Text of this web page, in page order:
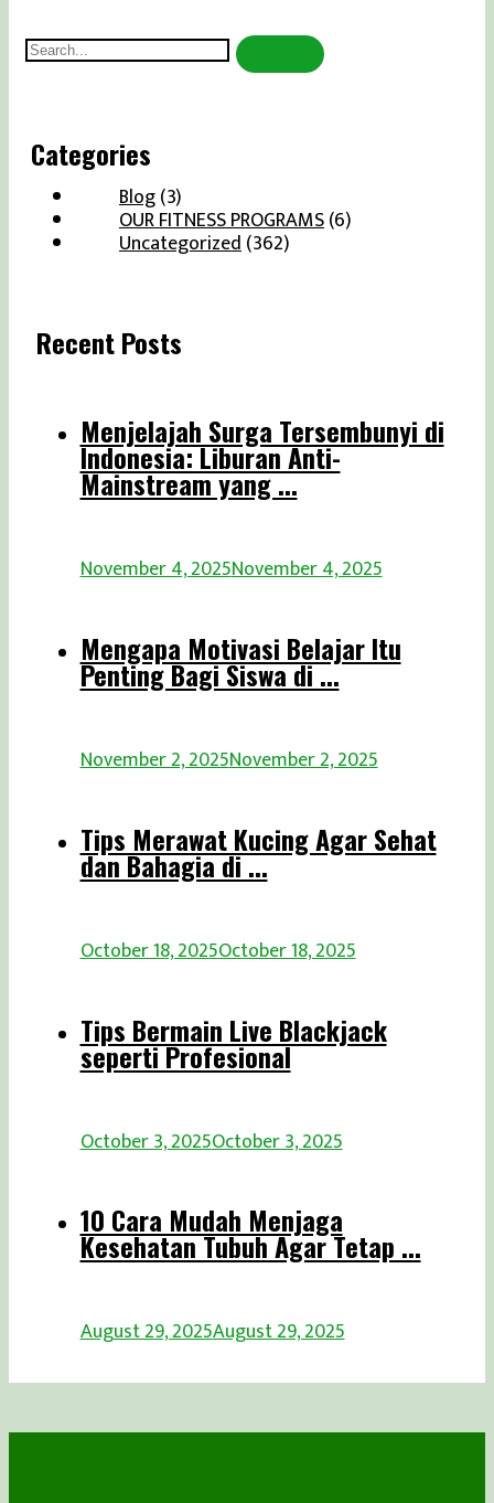
Categories
Blog(3)
OUR FITNESS PROGRAMS(6)
Uncategorized(362)
Search
for:
Recent Posts
Menjelajah Surga Tersembunyi di
Indonesia: Liburan Anti-
Mainstream yang ...
November 4, 2025November 4, 2025
Mengapa Motivasi Belajar Itu
Penting Bagi Siswa di ...
November 2, 2025November 2, 2025
Tips Merawat Kucing Agar Sehat
dan Bahagia di ...
October 18, 2025October 18, 2025
Tips Bermain Live Blackjack
seperti Profesional
October 3, 2025October 3, 2025
10 Cara Mudah Menjaga
Kesehatan Tubuh Agar Tetap ...
August 29, 2025August 29, 2025